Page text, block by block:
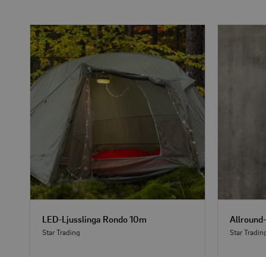
LED-Ljusslinga Rondo 10m
Star Trading Star